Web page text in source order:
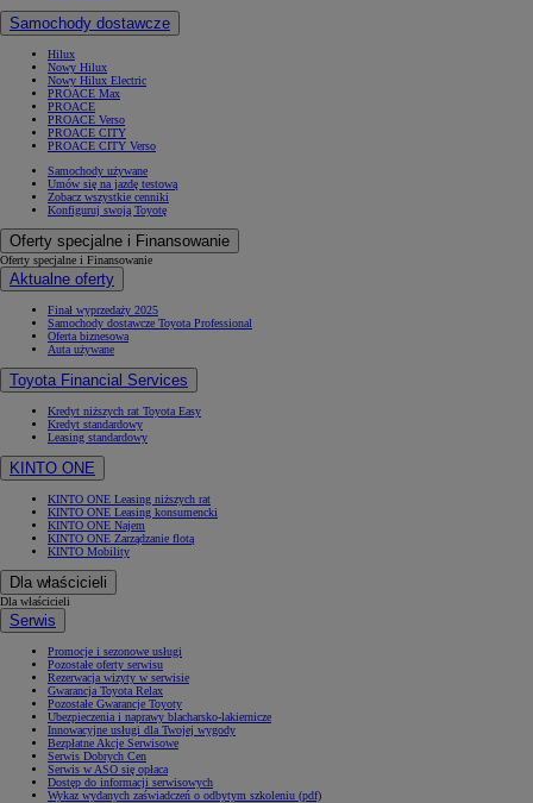
Samochody dostawcze
Hilux
Nowy Hilux
Nowy Hilux Electric
PROACE Max
PROACE
PROACE Verso
PROACE CITY
PROACE CITY Verso
Samochody używane
Umów się na jazdę testową
Zobacz wszystkie cenniki
Konfiguruj swoją Toyotę
Oferty specjalne i Finansowanie
Oferty specjalne i Finansowanie
Aktualne oferty
Finał wyprzedaży 2025
Samochody dostawcze Toyota Professional
Oferta biznesowa
Auta używane
Toyota Financial Services
Kredyt niższych rat Toyota Easy
Kredyt standardowy
Leasing standardowy
KINTO ONE
KINTO ONE Leasing niższych rat
KINTO ONE Leasing konsumencki
KINTO ONE Najem
KINTO ONE Zarządzanie flotą
KINTO Mobility
Dla właścicieli
Dla właścicieli
Serwis
Promocje i sezonowe usługi
Pozostałe oferty serwisu
Rezerwacja wizyty w serwisie
Gwarancja Toyota Relax
Pozostałe Gwarancje Toyoty
Ubezpieczenia i naprawy blacharsko-lakiernicze
Innowacyjne usługi dla Twojej wygody
Bezpłatne Akcje Serwisowe
Serwis Dobrych Cen
Serwis w ASO się opłaca
Dostęp do informacji serwisowych
Wykaz wydanych zaświadczeń o odbytym szkoleniu (pdf)